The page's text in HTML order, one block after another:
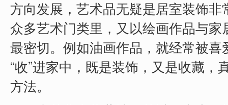
方向发展，艺术品无疑是居室装饰非
众多艺术门类里，又以绘画作品与家
最密切。例如油画作品，就经常被喜
“收”进家中，既是装饰，又是收藏，
方法。